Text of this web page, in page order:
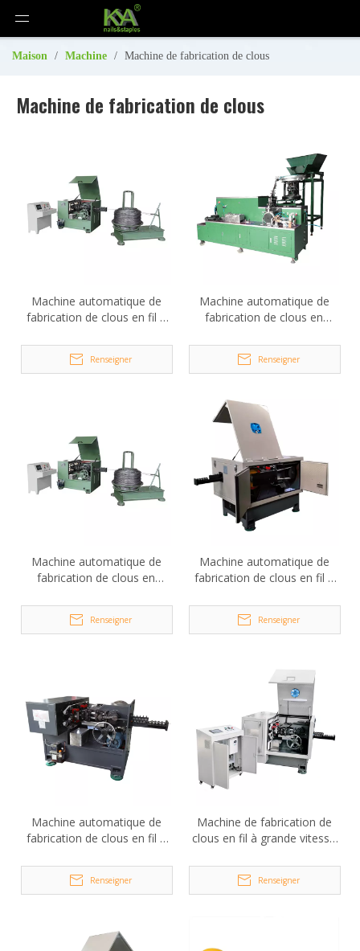
Maison / Machine / Machine de fabrication de clous
Machine de fabrication de clous
Machine automatique de
fabrication de clous en fil à
Renseigner
Machine automatique de
fabrication de clous en
KYA-100N
Renseigner
Machine automatique de
fabrication de clous en
Renseigner
Machine automatique de
fabrication de clous en fil à
Renseigner
Machine automatique de
fabrication de clous en fil à
Renseigner
Machine de fabrication de
clous en fil à grande vitesse
Renseigner